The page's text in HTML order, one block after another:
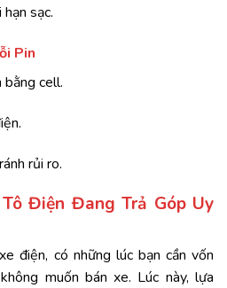
sạc.
Pin
bằng cell.
rủi ro.
Điện Đang Trả Góp Uy
điện, có những lúc bạn cần vốn
muốn bán xe. Lúc này, lựa